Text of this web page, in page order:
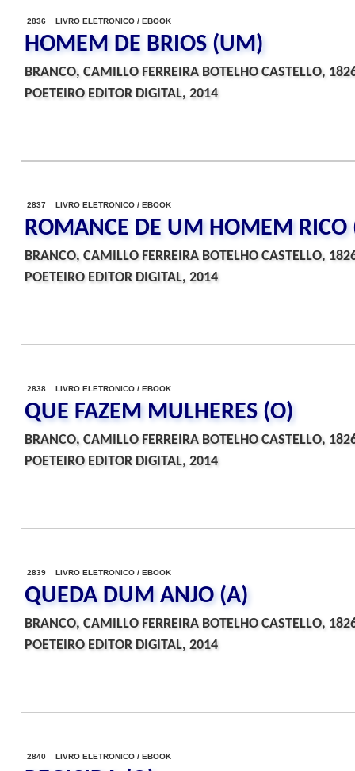
2836 LIVRO ELETRONICO / EBOOK
HOMEM DE BRIOS (UM)
BRANCO, CAMILLO FERREIRA BOTELHO CASTELLO,
POETEIRO EDITOR DIGITAL, 2014
2837 LIVRO ELETRONICO / EBOOK
ROMANCE DE UM HOMEM RICO
BRANCO, CAMILLO FERREIRA BOTELHO CASTELLO,
POETEIRO EDITOR DIGITAL, 2014
2838 LIVRO ELETRONICO / EBOOK
QUE FAZEM MULHERES (O)
BRANCO, CAMILLO FERREIRA BOTELHO CASTELLO,
POETEIRO EDITOR DIGITAL, 2014
2839 LIVRO ELETRONICO / EBOOK
QUEDA DUM ANJO (A)
BRANCO, CAMILLO FERREIRA BOTELHO CASTELLO,
POETEIRO EDITOR DIGITAL, 2014
2840 LIVRO ELETRONICO / EBOOK